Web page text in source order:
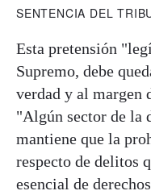
SENTENCIA DEL
Esta pretensión
Supremo, debe
verdad y al margen
"Algún sector de la
mantiene que la
respecto de delitos
esencial de